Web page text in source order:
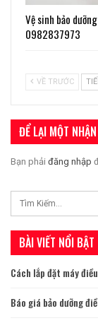
Vệ sinh bảo
0982837973
VỀ TRƯỚC
ĐỂ LẠI MỘT
Bạn phải đăng nhập
BÀI VIẾT NỔI BẬT
Cách lắp đặt máy
Báo giá bảo dưỡng